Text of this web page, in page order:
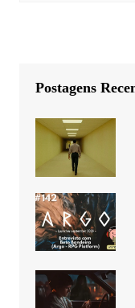
Postagens